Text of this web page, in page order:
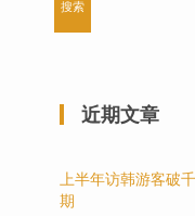
近期文章
上半年访韩游客破
期